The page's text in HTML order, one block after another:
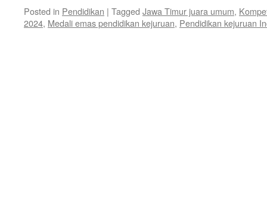
Posted in Pendidikan | Tagged Jawa Timur juara umum,
2024, Medali emas pendidikan kejuruan, Pendidikan kejuruan